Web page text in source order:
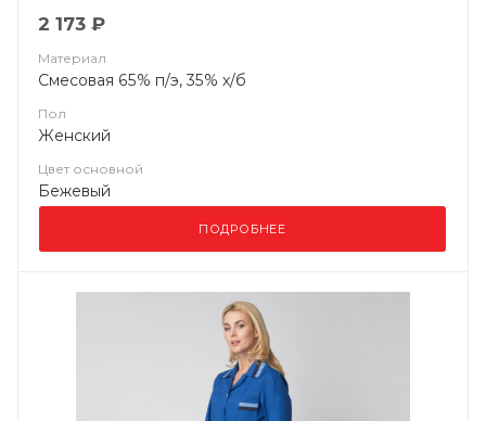
2 173 ₽
Материал
Смесовая 65% п/э, 35% х/б
Пол
Женский
Цвет основной
Бежевый
ПОДРОБНЕЕ